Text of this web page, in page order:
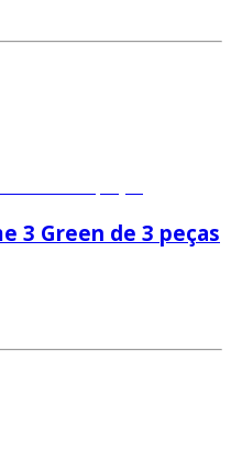
3 Green de 3 peças